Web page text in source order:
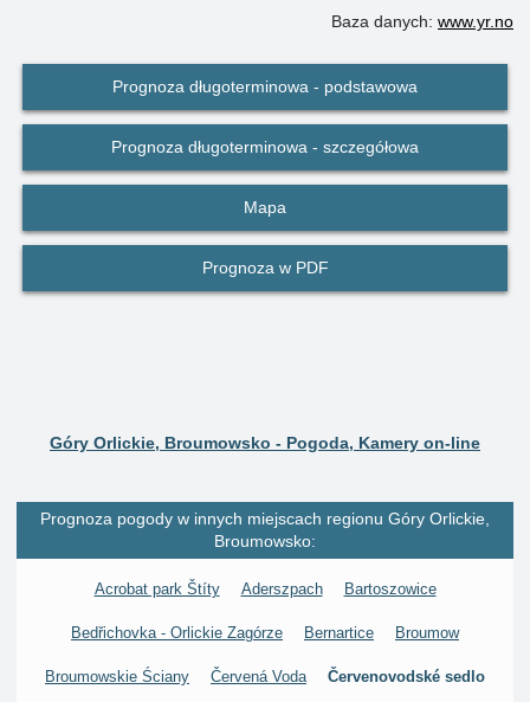
Baza danych: www.yr.no
Prognoza długoterminowa - podstawowa
Prognoza długoterminowa - szczegółowa
Mapa
Prognoza w PDF
Góry Orlickie, Broumowsko - Pogoda, Kamery on-line
Prognoza pogody w innych miejscach regionu Góry Orlickie,
Broumowsko:
Acrobat park Štíty Aderszpach Bartoszowice
Bedřichovka - Orlickie Zagórze Bernartice Broumow
Broumowskie Ściany Červená Voda Červenovodské sedlo